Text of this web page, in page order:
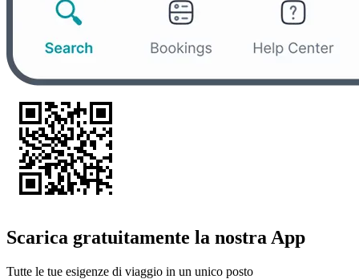
Scarica gratuitamente la nostra App
Tutte le tue esigenze di viaggio in un unico posto